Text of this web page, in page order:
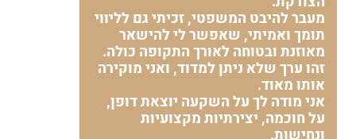
מעבר להיבט המשפטי, זכיתי גם לליווי
תומך ואמיתי, שאפשר לי להישאר
מאוזנת ובטוחה לאורך התקופה כולה.
זהו ערך שלא ניתן למדוד, ואני מוקירה
אותו מאוד.
אני מודה לך על השקעה יוצאת דופן,
על חוכמה, יצירתיות מקצועיות